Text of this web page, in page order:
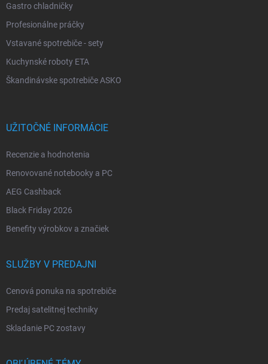
Gastro chladničky
Profesionálne práčky
Vstavané spotrebiče - sety
Kuchynské roboty ETA
Škandinávske spotrebiče ASKO
UŽITOČNÉ INFORMÁCIE
Recenzie a hodnotenia
Renovované notebooky a PC
AEG Cashback
Black Friday 2026
Benefity výrobkov a značiek
SLUŽBY V PREDAJNI
Cenová ponuka na spotrebiče
Predaj satelitnej techniky
Skladanie PC zostavy